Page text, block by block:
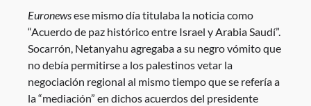
Euronewsese mismo día titulaba la noticia como
“Acuerdo de paz histórico entre Israel y Arabia Saudí”.
Socarrón, Netanyahu agregaba a su negro vómito que
no debía permitirse a los palestinos vetar la
negociación regional al mismo tiempo que se refería a
la “mediación” en dichos acuerdos del presidente